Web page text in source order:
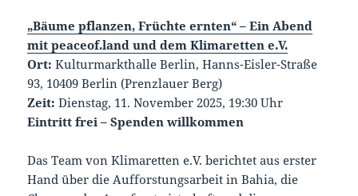
„Bäume pflanzen, Früchte ernten“ – Ein Abend
mit peaceof.land und dem Klimaretten e.V.
Ort: Kulturmarkthalle Berlin, Hanns-Eisler-Straße
93, 10409 Berlin (Prenzlauer Berg)
Zeit: Dienstag, 11. November 2025, 19:30 Uhr
Eintritt frei – Spenden willkommen
Das Team von Klimaretten e.V. berichtet aus erster
Hand über die Aufforstungsarbeit in Bahia, die